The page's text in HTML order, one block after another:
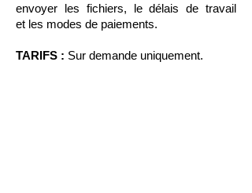
envoyer les fichiers, le délais de travail
et les modes de paiements.
TARIFS : Sur demande uniquement.